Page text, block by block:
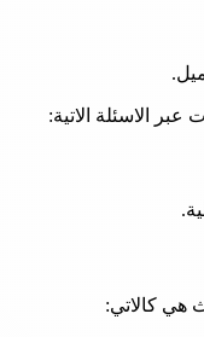
الاسئلة الاتية:
هي كالاتي: